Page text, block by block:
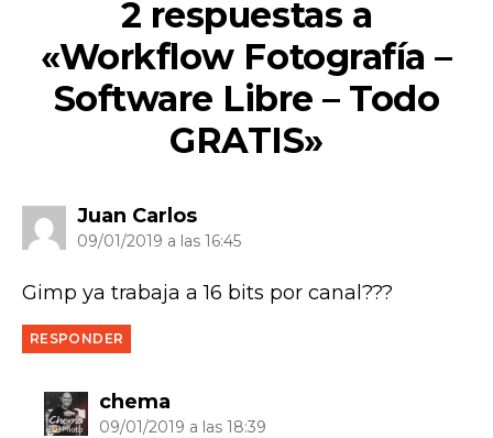
2 respuestas a
«Workflow Fotografía –
Software Libre – Todo
GRATIS»
Juan Carlosdice:
09/01/2019 a las 16:45
Gimp ya trabaja a 16 bits por canal???
RESPONDER
chema
09/01/2019 a las 18:39